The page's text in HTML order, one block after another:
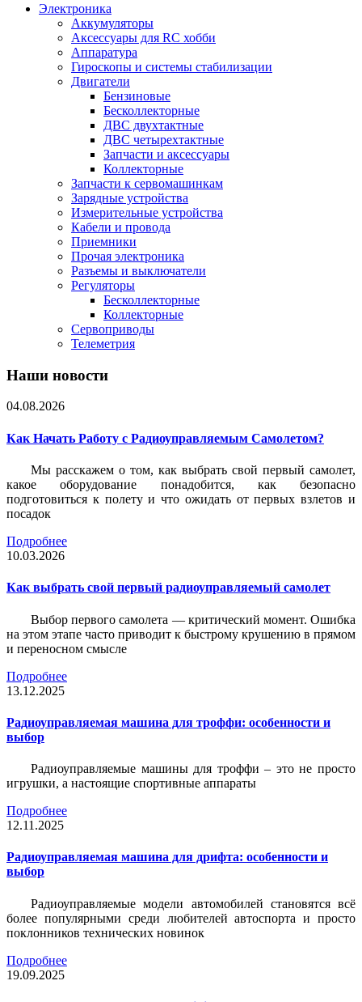
Электроника
Аккумуляторы
Аксессуары для RC хобби
Аппаратура
Гироскопы и системы стабилизации
Двигатели
Бензиновые
Бесколлекторные
ДВС двухтактные
ДВС четырехтактные
Запчасти и аксессуары
Коллекторные
Запчасти к сервомашинкам
Зарядные устройства
Измерительные устройства
Кабели и провода
Приемники
Прочая электроника
Разъемы и выключатели
Регуляторы
Бесколлекторные
Коллекторные
Сервоприводы
Телеметрия
Наши новости
04.08.2026
Как Начать Работу с Радиоуправляемым Самолетом?
Мы расскажем о том, как выбрать свой первый самолет,
какое оборудование понадобится, как безопасно
подготовиться к полету и что ожидать от первых взлетов и
посадок
Подробнее
10.03.2026
Как выбрать свой первый радиоуправляемый самолет
Выбор первого самолета — критический момент. Ошибка
на этом этапе часто приводит к быстрому крушению в прямом
и переносном смысле
Подробнее
13.12.2025
Радиоуправляемая машина для троффи: особенности и
выбор
Радиоуправляемые машины для троффи – это не просто
игрушки, а настоящие спортивные аппараты
Подробнее
12.11.2025
Радиоуправляемая машина для дрифта: особенности и
выбор
Радиоуправляемые модели автомобилей становятся всё
более популярными среди любителей автоспорта и просто
поклонников технических новинок
Подробнее
19.09.2025